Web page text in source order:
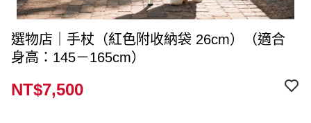
選物店｜手杖（紅色附收納袋 26cm）（適合
身高：145－165cm）
NT$7,500